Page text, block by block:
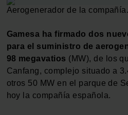
Aerogenerador de la
Gamesa ha firmado dos
para el suministro de
98 megavatios (MW), de los
Canfang, complejo situado a
otros 50 MW en el parque de
hoy la compañía española.